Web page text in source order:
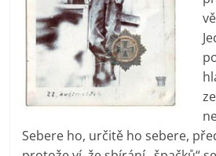
Sebere ho, určitě ho sebere,